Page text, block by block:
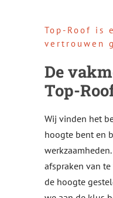
Top-Roof is
vertrouwen
De
Top-
Wij vinden het
hoogte bent en
afspraken van
de hoogte